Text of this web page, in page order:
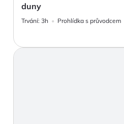
duny
Trvání: 3h Prohlídka s průvodcem